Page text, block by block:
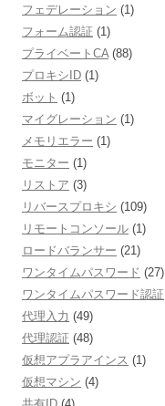
フェデレーション (1)
フォーム認証 (1)
プライベートCA (88)
プロキシID (1)
ボット (1)
マイグレーション (1)
メモリエラー (1)
モニター (1)
リストア (3)
リバースプロキシ (109)
リモートコンソール (1)
ロードバランサー (21)
ワンタイムパスワード (27)
ワンタイムパスワード認証
代理入力 (49)
代理認証 (48)
仮想アプラアインス (1)
仮想マシン (4)